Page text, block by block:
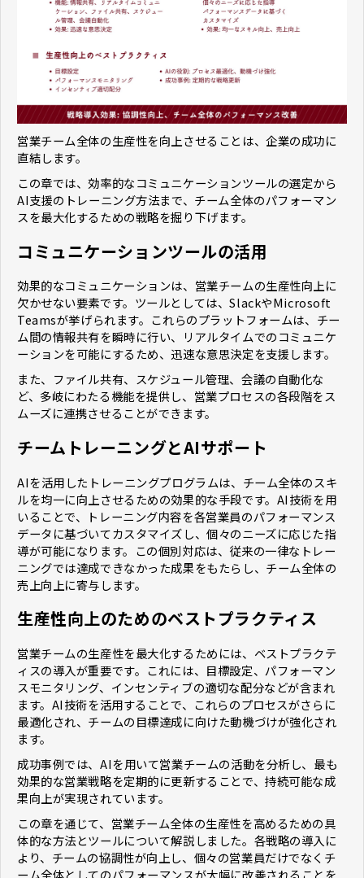
営業チーム全体の生産性を向上させることは、企業の成功に
直結します。
この章では、効率的なコミュニケーションツールの選定から
AI支援のトレーニング方法まで、チーム全体のパフォーマン
スを最大化するための戦略を掘り下げます。
コミュニケーションツールの活用
効果的なコミュニケーションは、営業チームの生産性向上に
欠かせない要素です。ツールとしては、SlackやMicrosoft
Teamsが挙げられます。これらのプラットフォームは、チー
ム間の情報共有を瞬時に行い、リアルタイムでのコミュニケ
ーションを可能にするため、迅速な意思決定を支援します。
また、ファイル共有、スケジュール管理、会議の自動化な
ど、多岐にわたる機能を提供し、営業プロセスの各段階をス
ムーズに連携させることができます。
チームトレーニングとAIサポート
AIを活用したトレーニングプログラムは、チーム全体のスキ
ルを均一に向上させるための効果的な手段です。AI技術を用
いることで、トレーニング内容を各営業員のパフォーマンス
データに基づいてカスタマイズし、個々のニーズに応じた指
導が可能になります。この個別対応は、従来の一律なトレー
ニングでは達成できなかった成果をもたらし、チーム全体の
売上向上に寄与します。
生産性向上のためのベストプラクティス
営業チームの生産性を最大化するためには、ベストプラクテ
ィスの導入が重要です。これには、目標設定、パフォーマン
スモニタリング、インセンティブの適切な配分などが含まれ
ます。AI技術を活用することで、これらのプロセスがさらに
最適化され、チームの目標達成に向けた動機づけが強化され
ます。
成功事例では、AIを用いて営業チームの活動を分析し、最も
効果的な営業戦略を定期的に更新することで、持続可能な成
果向上が実現されています。
この章を通じて、営業チーム全体の生産性を高めるための具
体的な方法とツールについて解説しました。各戦略の導入に
より、チームの協調性が向上し、個々の営業員だけでなくチ
ーム全体としてのパフォーマンスが大幅に改善されることを